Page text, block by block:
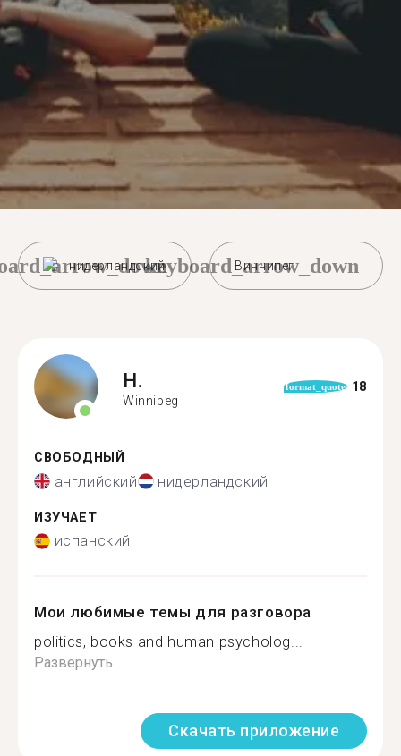
нидерландский Виннипег
keyboard_arrow_down
H.
Winnipeg
format_quote 18
СВОБОДНЫЙ
английский нидерландский
ИЗУЧАЕТ
испанский
Мои любимые темы для разговора
politics, books and human psycholog...
Развернуть
Скачать приложение